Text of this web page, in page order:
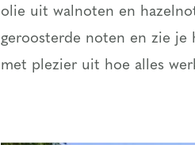
olie uit walnoten en
geroosterde noten en zie je
met plezier uit hoe alles